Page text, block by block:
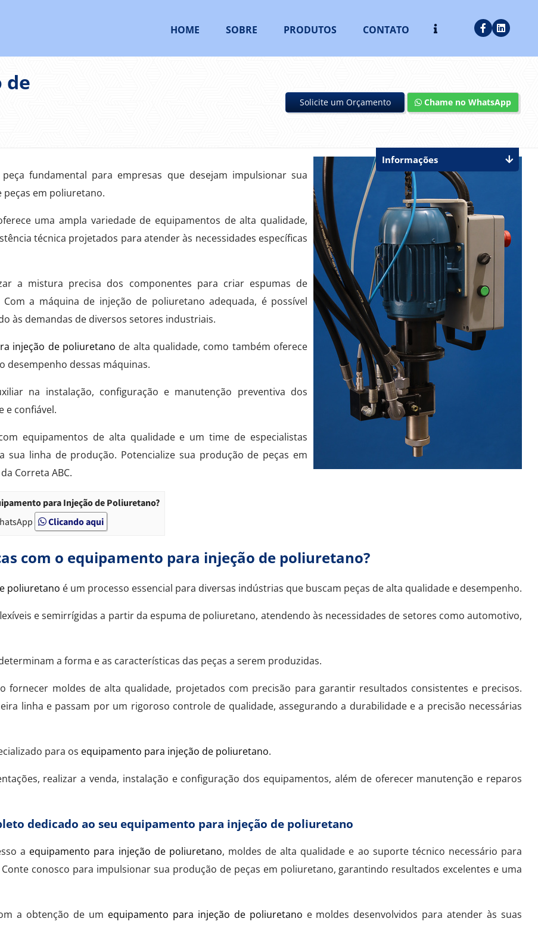
HOME SOBRE PRODUTOS CONTATO
de
Solicite um Orçamento Chame no WhatsApp
fundamental para empresas que desejam impulsionar sua
em poliuretano.
uma ampla variedade de equipamentos de alta qualidade,
técnica projetados para atender às necessidades específicas
a mistura precisa dos componentes para criar espumas de
a máquina de injeção de poliuretano adequada, é possível
às demandas de diversos setores industriais.
injeção de poliuretano de alta qualidade, como também oferece
dessas máquinas.
na instalação, configuração e manutenção preventiva dos
e confiável.
equipamentos de alta qualidade e um time de especialistas
linha de produção. Potencialize sua produção de peças em
Correta ABC.
para Injeção de Poliuretano?
Clicando aqui
com o equipamento para injeção de poliuretano?
poliuretano é um processo essencial para diversas indústrias que buscam peças de alta qualidade e desempenho.
e semirrígidas a partir da espuma de poliuretano, atendendo às necessidades de setores como automotivo,
a forma e as características das peças a serem produzidas.
fornecer moldes de alta qualidade, projetados com precisão para garantir resultados consistentes e precisos.
linha e passam por um rigoroso controle de qualidade, assegurando a durabilidade e a precisão necessárias
para os equipamento para injeção de poliuretano.
realizar a venda, instalação e configuração dos equipamentos, além de oferecer manutenção e reparos
dedicado ao seu equipamento para injeção de poliuretano
a equipamento para injeção de poliuretano, moldes de alta qualidade e ao suporte técnico necessário para
conosco para impulsionar sua produção de peças em poliuretano, garantindo resultados excelentes e uma
a obtenção de um equipamento para injeção de poliuretano e moldes desenvolvidos para atender às suas
Informações